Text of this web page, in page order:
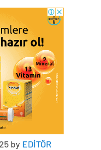
by EDİTÖR